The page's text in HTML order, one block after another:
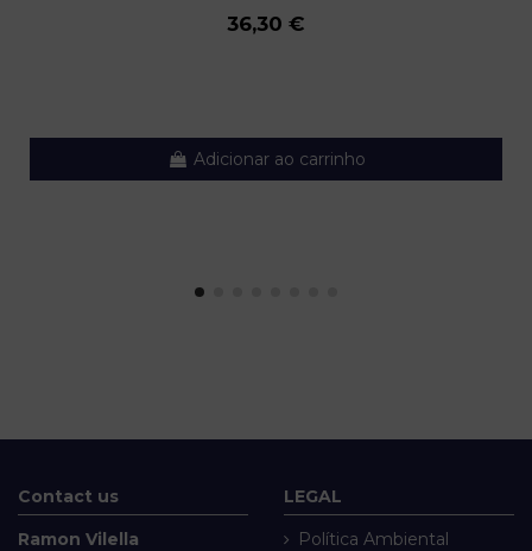
36,30 €
Adicionar ao carrinho
Contact us
Ramon Vilella
LEGAL
Política Ambiental